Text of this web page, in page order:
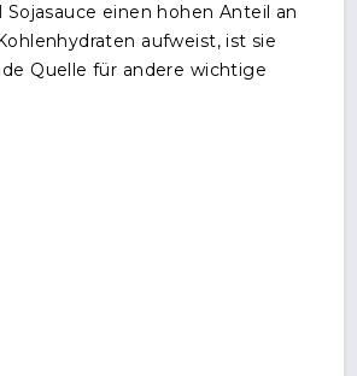
einen hohen Anteil an
aufweist, ist sie
Quelle für andere wichtige